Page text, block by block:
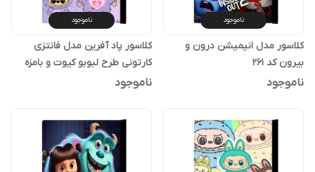
ناموجود
کلاسور مدل انیمیشن درون و
بیرون کد 261
ناموجود
ناموجود
کلاسور پاد آفرین مدل فانتزی
کارتونی طرح لبوبو کیوت و بامزه
ترند کد p94
ناموجود